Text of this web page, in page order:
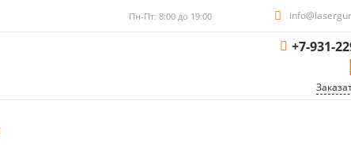
Пн-Пт: 8:00 до 19:00
+7-931-